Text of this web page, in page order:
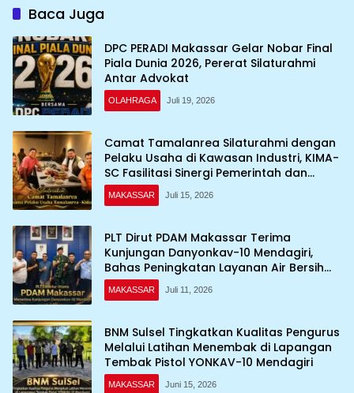
Baca Juga
DPC PERADI Makassar Gelar Nobar Final
Piala Dunia 2026, Pererat Silaturahmi
Antar Advokat
OLAHRAGA Juli 19, 2026
Camat Tamalanrea Silaturahmi dengan
Pelaku Usaha di Kawasan Industri, KIMA-
SC Fasilitasi Sinergi Pemerintah dan
Dunia Usaha
MAKASSAR Juli 15, 2026
PLT Dirut PDAM Makassar Terima
Kunjungan Danyonkav-10 Mendagiri,
Bahas Peningkatan Layanan Air Bersih
Asrama
MAKASSAR Juli 11, 2026
BNM Sulsel Tingkatkan Kualitas Pengurus
Melalui Latihan Menembak di Lapangan
Tembak Pistol YONKAV-10 Mendagiri
MAKASSAR Juni 15, 2026